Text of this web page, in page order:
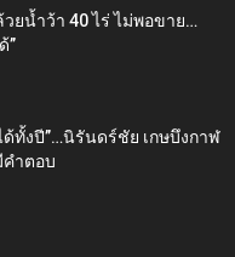
ยน้ำว้า 40 ไร่ ไม่พอขาย…
”‬
ด้ทั้งปี”…นิรันดร์ชัย เกษบึงกาฬ
คำตอบ